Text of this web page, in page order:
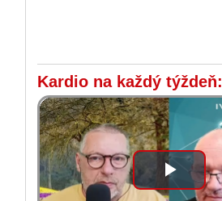
Kardio na každý týždeň:
Play